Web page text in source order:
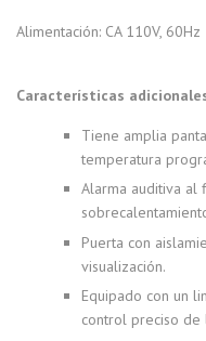
Alimentación: CA 110V, 60Hz
Características
Tiene amplia
temperatura
Alarma auditiva
Puerta con
visualización.
Equipado con un
control preciso de